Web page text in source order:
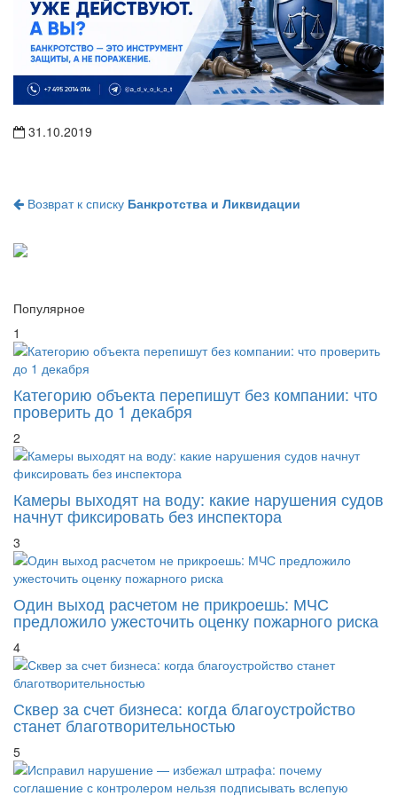
31.10.2019
Возврат к списку Банкротства и Ликвидации
Популярное
1
Категорию объекта перепишут без компании: что
проверить до 1 декабря
2
Камеры выходят на воду: какие нарушения судов
начнут фиксировать без инспектора
3
Один выход расчетом не прикроешь: МЧС
предложило ужесточить оценку пожарного риска
4
Сквер за счет бизнеса: когда благоустройство
станет благотворительностью
5